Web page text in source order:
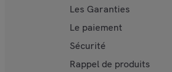
Les Garanties
Le paiement
Sécurité
Rappel de produits